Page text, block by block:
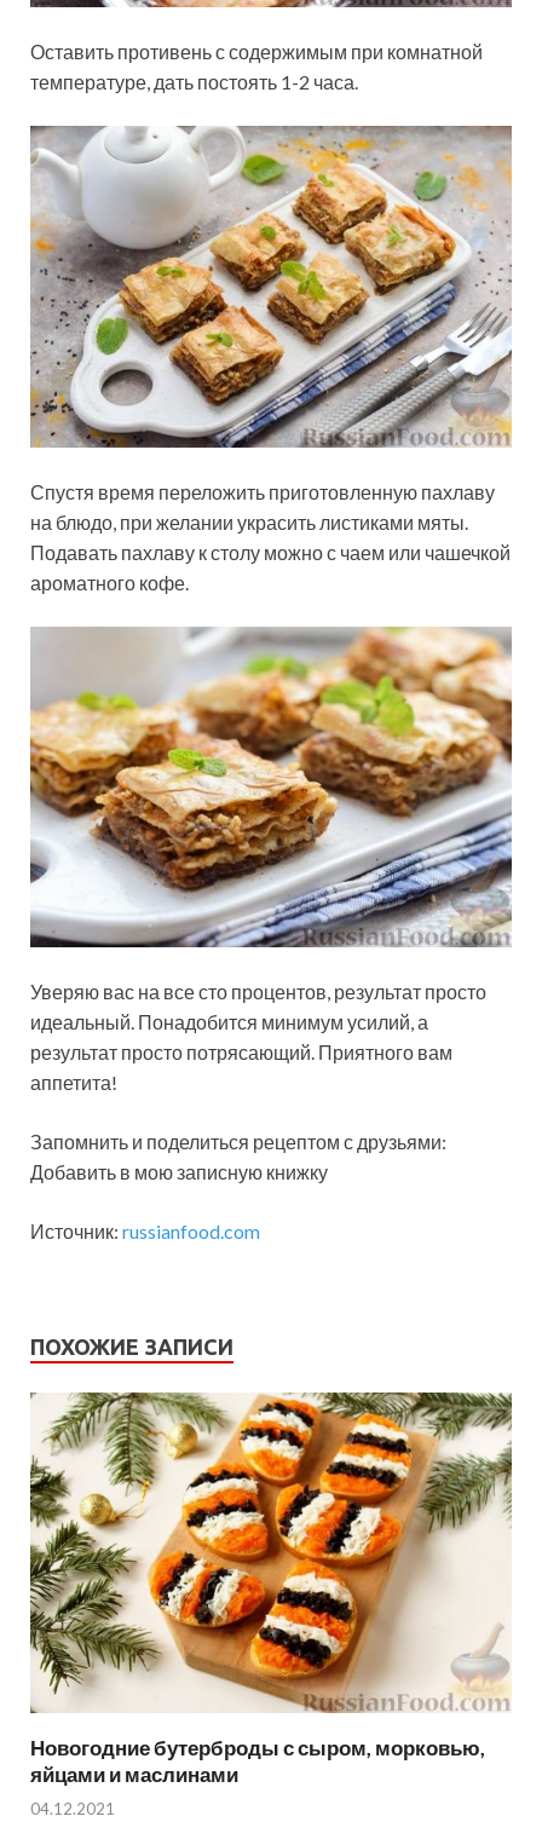
Оставить противень с содержимым при комнатной
температуре, дать постоять 1-2 часа.
Спустя время переложить приготовленную пахлаву
на блюдо, при желании украсить листиками мяты.
Подавать пахлаву к столу можно с чаем или чашечкой
ароматного кофе.
Уверяю вас на все сто процентов, результат просто
идеальный. Понадобится минимум усилий, а
результат просто потрясающий. Приятного вам
аппетита!
Запомнить и поделиться рецептом с друзьями:
Добавить в мою записную книжку
Источник: russianfood.com
ПОХОЖИЕ ЗАПИСИ
Новогодние бутерброды с сыром, морковью,
яйцами и маслинами
04.12.2021